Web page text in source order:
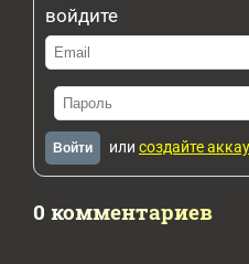
войдите
Войти или создайте
0 комментариев